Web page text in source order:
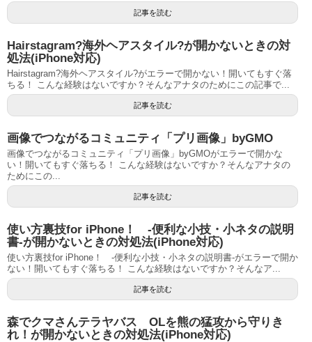
記事を読む
Hairstagram?海外ヘアスタイル?が開かないときの対
処法(iPhone対応)
Hairstagram?海外ヘアスタイル?がエラーで開かない！開いてもすぐ落
ちる！ こんな経験はないですか？そんなアナタのためにこの記事で...
記事を読む
画像でつながるコミュニティ「プリ画像」byGMO
画像でつながるコミュニティ「プリ画像」byGMOがエラーで開かな
い！開いてもすぐ落ちる！ こんな経験はないですか？そんなアナタの
ためにこの...
記事を読む
使い方裏技for iPhone！ -便利な小技・小ネタの説明
書-が開かないときの対処法(iPhone対応)
使い方裏技for iPhone！ -便利な小技・小ネタの説明書-がエラーで開か
ない！開いてもすぐ落ちる！ こんな経験はないですか？そんなア...
記事を読む
森でクマさんテラヤバス OLを熊の猛攻から守りき
れ！が開かないときの対処法(iPhone対応)